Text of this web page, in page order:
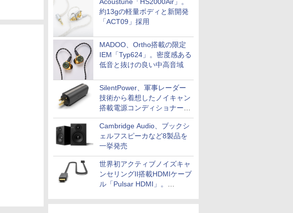
約13gの軽量ボディと新開発
「ACT09」採用
MADOO、Ortho搭載の限定
IEM「Typ624」。密度感ある
低音と抜けの良い中高音域
SilentPower、軍事レーダー
技術から着想したノイキャン
搭載電源コンディショナー
「AC iPurifier2」
Cambridge Audio、ブックシ
ェルフスピーカなど8製品を
一挙発売
世界初アクティブノイズキャ
ンセリングII搭載HDMIケーブ
ル「Pulsar HDMI」。